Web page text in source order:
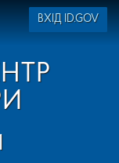
ВХІД ID.GOV